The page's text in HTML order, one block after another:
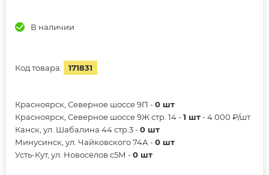
В наличии
Код товара: 171831
Красноярск, Северное шоссе 9П -0 шт
Красноярск, Северное шоссе 9Ж стр. 14 -1 шт- 4 000 ₽/шт
Канск, ул. Шабалина 44 стр.3 -0 шт
Минусинск, ул. Чайковского 74А -0 шт
Усть-Кут, ул. Новосёлов с5М -0 шт